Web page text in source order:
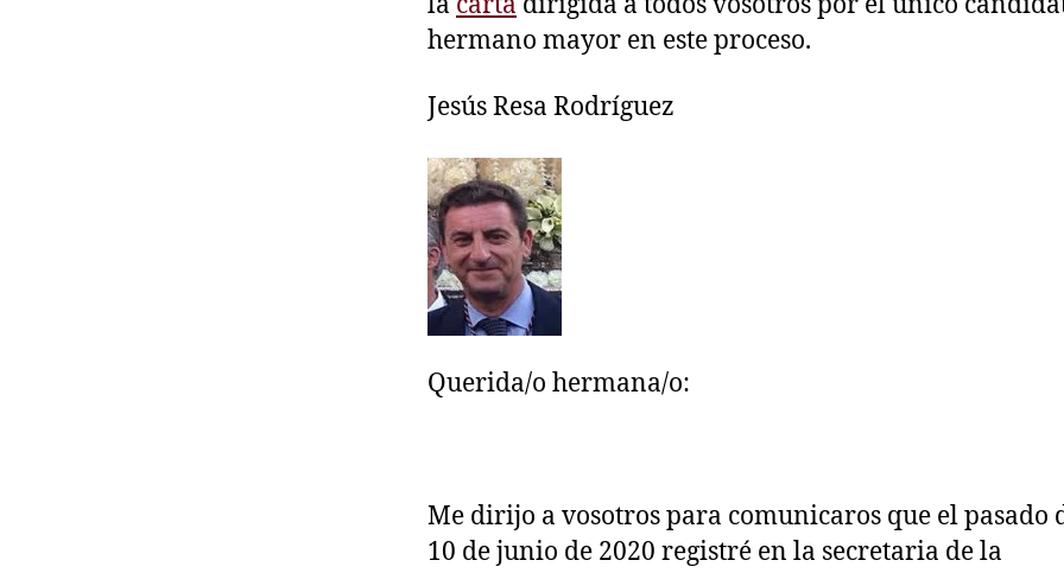
hermano mayor en este proceso.
Jesús Resa Rodríguez
Querida/o hermana/o:
Me dirijo a vosotros para comunicaros que el pasado
10 de junio de 2020 registré en la secretaria de la